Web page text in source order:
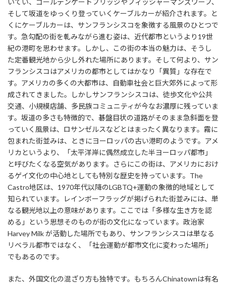
いてい、ゴールデンゲートブリッジやフィッシャーマンズワーフ、
そして坂道をゆっくり登っていくケーブルカーが紹介されます。と
くにケーブルカーは、サンフランシスコを象徴する風景のひとつで
す。急勾配の街を軋みながら進む姿は、近代都市というより19世
紀の港町を思わせます。しかし、この街の本当の魅力は、そうし
た定番観光地から少し外れた場所にあります。そして何より、サン
フランシスコはアメリカの都市としてはかなり「異質」な存在で
す。アメリカの多くの大都市は、自動車社会と巨大郊外によって形
成されてきました。しかしサンフランシスコは、徒歩文化や公共
交通、小規模店舗、多民族コミュニティが今なお濃厚に残っていま
す。坂道の多さも特徴的で、碁盤目状の道路がそのまま急斜面を登
っていく風景は、ロサンゼルスなどとはまったく異なります。霧に
包まれた街並みは、ときにヨーロッパの古い港町のようです。アメ
リカというより、「太平洋岸に偶然成立した半ヨーロッパ都市」
と呼びたくなる空気があります。さらにこの街は、アメリカにおけ
るゲイ文化の中心地としても特別な歴史を持っています。The
Castro地区は、1970年代以降のLGBTQ+運動の象徴的地域として
知られています。レインボーフラッグが掲げられた街並みには、単
なる観光地以上の意味があります。ここでは「多様な生き方を認
める」という思想そのものが街の文化になっています。政治家
Harvey Milk が活動した場所でもあり、サンフランシスコは単なる
リベラル都市ではなく、「社会運動が都市文化に変わった場所」
でもあるのです。
また、外国文化の混ざり方も独特です。もちろんChinatownは有名